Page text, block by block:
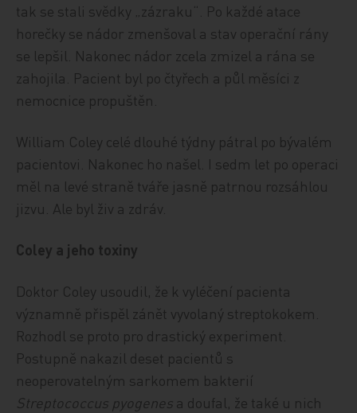
tak se stali svědky „zázraku“. Po každé atace
horečky se nádor zmenšoval a stav operační rány
se lepšil. Nakonec nádor zcela zmizel a rána se
zahojila. Pacient byl po čtyřech a půl měsíci z
nemocnice propuštěn.
William Coley celé dlouhé týdny pátral po bývalém
pacientovi. Nakonec ho našel. I sedm let po operaci
měl na levé straně tváře jasně patrnou rozsáhlou
jizvu. Ale byl živ a zdráv.
Coley a jeho toxiny
Doktor Coley usoudil, že k vyléčení pacienta
významně přispěl zánět vyvolaný streptokokem.
Rozhodl se proto pro drastický experiment.
Postupně nakazil deset pacientů s
neoperovatelným sarkomem bakterií
Streptococcus pyogenes a doufal, že také u nich